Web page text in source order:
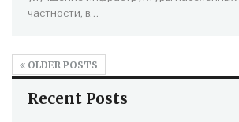
частности, в…
OLDER POSTS
Recent Posts